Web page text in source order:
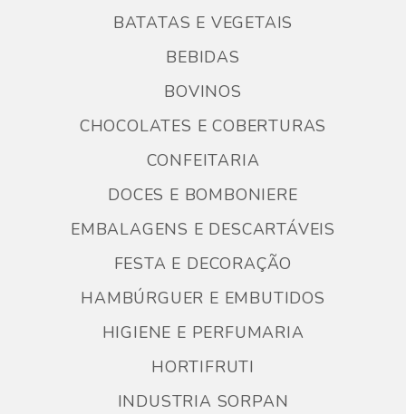
BATATAS E VEGETAIS
BEBIDAS
BOVINOS
CHOCOLATES E COBERTURAS
CONFEITARIA
DOCES E BOMBONIERE
EMBALAGENS E DESCARTÁVEIS
FESTA E DECORAÇÃO
HAMBÚRGUER E EMBUTIDOS
HIGIENE E PERFUMARIA
HORTIFRUTI
INDUSTRIA SORPAN